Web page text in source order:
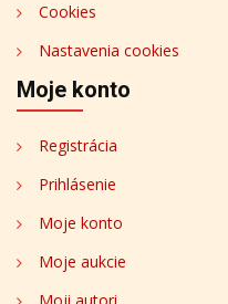
Cookies
Nastavenia cookies
Moje konto
Registrácia
Prihlásenie
Moje konto
Moje aukcie